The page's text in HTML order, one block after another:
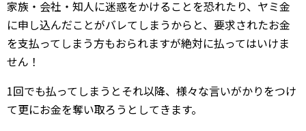
家族・会社・知人に迷惑をかけることを恐れたり、ヤミ金
に申し込んだことがバレてしまうからと、要求されたお金
を支払ってしまう方もおられますが絶対に払ってはいけま
せん！
1回でも払ってしまうとそれ以降、様々な言いがかりをつけ
て更にお金を奪い取ろうとしてきます。